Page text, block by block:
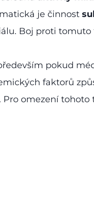
je činnost
Boj proti tomuto
pokud
faktorů
omezení tohoto